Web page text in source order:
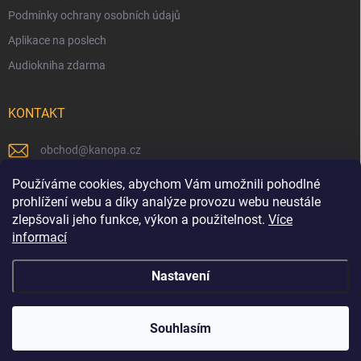
Používáme cookies, abychom Vám umožnili pohodlné
prohlížení webu a díky analýze provozu webu neustále
zlepšovali jeho funkce, výkon a použitelnost. Více
informací
Nastavení
Souhlasím
Podmínky ochrany osobních údajů
Aplikace na poslech
Audiokniha zdarma
KONTAKT
obchod@kanopa.cz
Náš Facebook
kanopa_nakladatelstvi
Náš Youtube kanál
KANOPA . Všechna práva vyhrazena.